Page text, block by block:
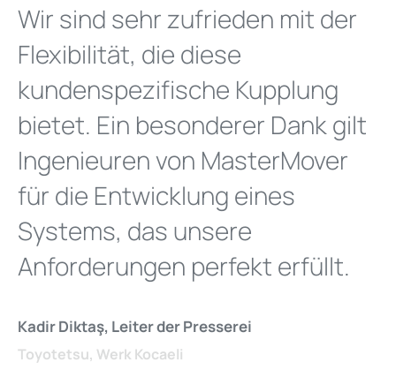
Wir sind sehr zufrieden mit der
Flexibilität, die diese
kundenspezifische Kupplung
bietet. Ein besonderer Dank gilt
Ingenieuren von MasterMover
für die Entwicklung eines
Systems, das unsere
Anforderungen perfekt erfüllt.
Kadir Diktaş, Leiter der Presserei
Toyotetsu, Werk Kocaeli